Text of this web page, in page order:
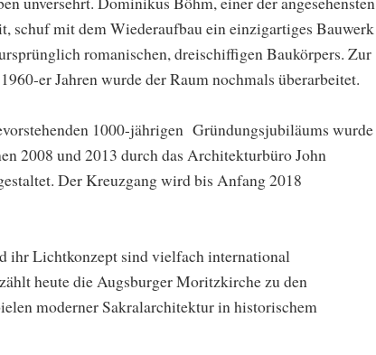
schuf mit dem Wiederaufbau ein einzigartiges Bauwerk
romanischen, dreischiffigen Baukörpers. Zur
er Jahren wurde der Raum nochmals überarbeitet.
1000-jährigen Gründungsjubiläums wurde
2008 und 2013 durch das Architekturbüro John
Der Kreuzgang wird bis Anfang 2018
ihr Lichtkonzept sind vielfach international
heute die Augsburger Moritzkirche zu den
moderner Sakralarchitektur in historischem